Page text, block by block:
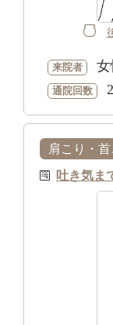
来院者
通院回数
肩こり・首
吐き気ま